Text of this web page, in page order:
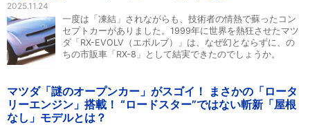
2025.11.24
一度は「凍結」されながらも、技術者の情熱で蘇ったコン
セプトカーがありました。1999年に世界を熱狂させたマツ
ダ「RX-EVOLV（エボルブ）」は、なぜ幻とならずに、の
ちの市販車「RX-8」として結実できたのでしょうか。
マツダ「謎のオープンカー」がスゴイ！ まさかの「ロータ
リーエンジン」搭載！ “ロードスター”ではない斬新「屋根
なし」モデルとは？